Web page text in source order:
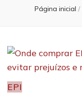
Página inicial /
EPI